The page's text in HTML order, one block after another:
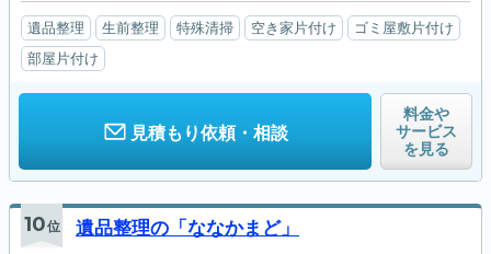
遺品整理 生前整理 特殊清掃 空き家片付け
ゴミ屋敷片付け
部屋片付け
見積もり依頼・相談
料金や
サービス
を見る
10位 遺品整理の「ななかまど」